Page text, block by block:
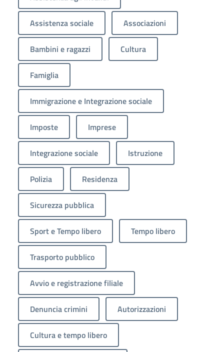
Assistenza sociale Associazioni
Bambini e ragazzi Cultura
Famiglia
Immigrazione e Integrazione sociale
Imposte Imprese
Integrazione sociale Istruzione
Polizia Residenza
Sicurezza pubblica
Sport e Tempo libero Tempo libero
Trasporto pubblico
Avvio e registrazione filiale
Denuncia crimini Autorizzazioni
Cultura e tempo libero